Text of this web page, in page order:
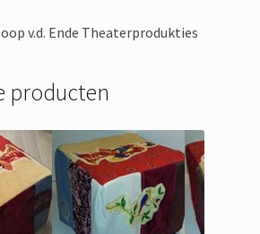
v.d. Ende Theaterprodukties
producten